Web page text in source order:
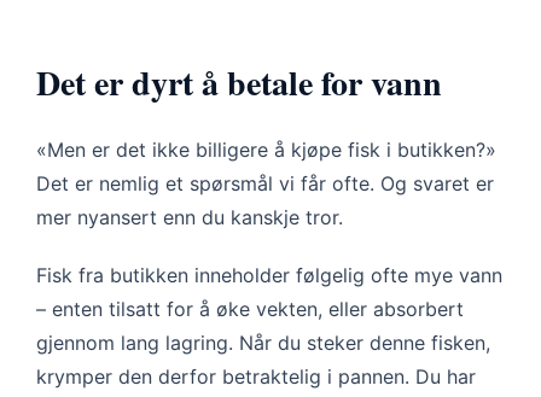
Det er dyrt å betale for vann
«Men er det ikke billigere å kjøpe fisk i butikken?»
Det er nemlig et spørsmål vi får ofte. Og svaret er
mer nyansert enn du kanskje tror.
Fisk fra butikken inneholder følgelig ofte mye vann
– enten tilsatt for å øke vekten, eller absorbert
gjennom lang lagring. Når du steker denne fisken,
krymper den derfor betraktelig i pannen. Du har